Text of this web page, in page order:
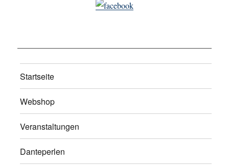
Startseite
Webshop
Veranstaltungen
Danteperlen